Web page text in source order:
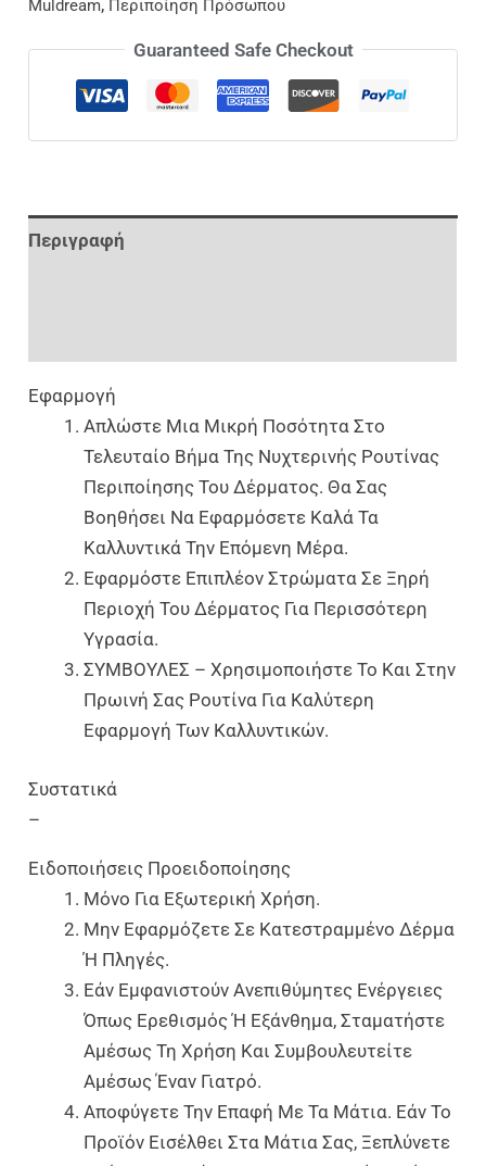
Muldream, Περιποίηση Πρόσωπου
Guaranteed Safe Checkout
Περιγραφή
Εφαρμογή
Απλώστε Μια Μικρή Ποσότητα Στο
Τελευταίο Βήμα Της Νυχτερινής Ρουτίνας
Περιποίησης Του Δέρματος. Θα Σας
Βοηθήσει Να Εφαρμόσετε Καλά Τα
Καλλυντικά Την Επόμενη Μέρα.
Εφαρμόστε Επιπλέον Στρώματα Σε Ξηρή
Περιοχή Του Δέρματος Για Περισσότερη
Υγρασία.
ΣΥΜΒΟΥΛΕΣ – Χρησιμοποιήστε Το Και Στην
Πρωινή Σας Ρουτίνα Για Καλύτερη
Εφαρμογή Των Καλλυντικών.
Συστατικά
–
Ειδοποιήσεις Προειδοποίησης
Μόνο Για Εξωτερική Χρήση.
Μην Εφαρμόζετε Σε Κατεστραμμένο Δέρμα
Ή Πληγές.
Εάν Εμφανιστούν Ανεπιθύμητες Ενέργειες
Όπως Ερεθισμός Ή Εξάνθημα, Σταματήστε
Αμέσως Τη Χρήση Και Συμβουλευτείτε
Αμέσως Έναν Γιατρό.
Αποφύγετε Την Επαφή Με Τα Μάτια. Εάν Το
Προϊόν Εισέλθει Στα Μάτια Σας, Ξεπλύνετε